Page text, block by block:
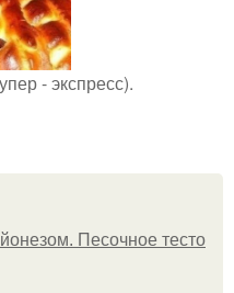
- экспресс).
Песочное тесто